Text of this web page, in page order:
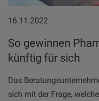
16.11.2022
16.11.2022
So gewinnen
künftig für sich
Das
sich mit der Frage,